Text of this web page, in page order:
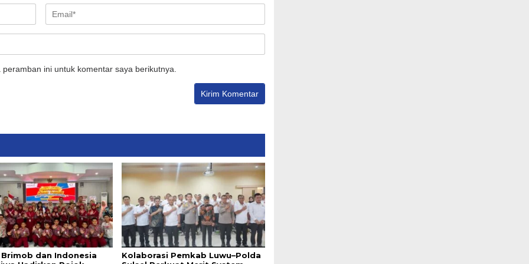
ini untuk komentar saya berikutnya.
dan Indonesia
Kolaborasi Pemkab Luwu–Polda